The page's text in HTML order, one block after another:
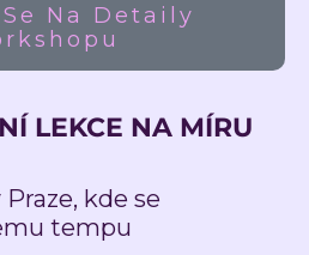
Na Detaily
LEKCE NA MÍRU
kde se
tempu